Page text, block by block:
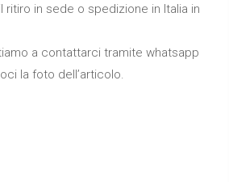
ritiro in sede o spedizione in Italia in
a contattarci tramite whatsapp
la foto dell’articolo.